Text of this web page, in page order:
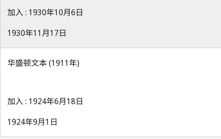
加入 : 1930年10月6日
1930年11月17日
华盛顿文本 (1911年)
加入 : 1924年6月18日
1924年9月1日